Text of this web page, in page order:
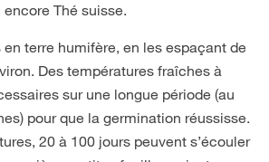
Thé suisse.
terre humifère, en les espaçant de
Des températures fraîches à
sur une longue période (au
pour que la germination réussisse.
20 à 100 jours peuvent s’écouler